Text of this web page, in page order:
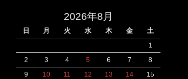
2026年8月
日 月 火 水 木 金
土
1
2
3 4 5 6 7
8
9
10 11 12 13 14
15